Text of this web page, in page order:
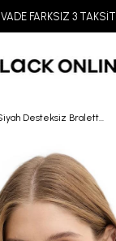
VADE FARKSIZ 3 TAKSİT
Calvin Klein Kadın Siyah Desteksiz Bralette Sütyen LV00QF8547